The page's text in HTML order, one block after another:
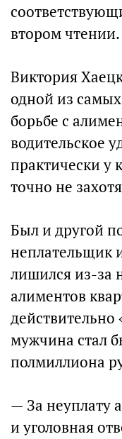
втором чтении.
Виктория
одной из
борьбе с
водительское
практически у
точно не
Был и другой
неплательщик
лишился из-за
алиментов
мужчина стал
полмиллиона
— За неуплату
и уголовная